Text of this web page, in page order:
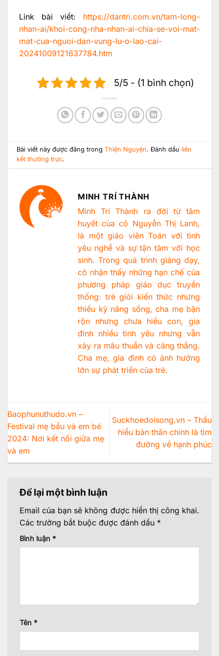
Link bài viết: https://dantri.com.vn/tam-long-
nhan-ai/khoi-cong-nha-nhan-ai-chia-se-voi-mat-
mat-cua-nguoi-dan-vung-lu-o-lao-cai-
20241009121637784.htm
5/5 - (1 bình chọn)
Bài viết này được đăng trongThiện Nguyện. Đánh dấu liên
kết thường trực.
MINH TRÍ THÀNH
Minh Trí Thành ra đời từ tâm
huyết của cô Nguyễn Thị Lanh,
là một giáo viên Toán với tình
yêu nghề và sự tận tâm với học
sinh. Trong quá trình giảng dạy,
cô nhận thấy những hạn chế của
phương pháp giáo dục truyền
thống: trẻ giỏi kiến thức nhưng
thiếu kỹ năng sống, cha mẹ bận
rộn nhưng chưa hiểu con, gia
đình nhiều tình yêu nhưng vẫn
xảy ra mâu thuẫn và căng thẳng.
Cha mẹ, gia đình có ảnh hưởng
lớn sự phát triển của trẻ.
Baophunuthudo.vn –
Festival mẹ bầu và em bé
2024: Nơi kết nối giữa mẹ
và em
Suckhoedoisong.vn – Thấu
hiểu bản thân chính là tìm
đường về hạnh phúc
Để lại một bình luận
Email của bạn sẽ không được hiển thị công khai.
Các trường bắt buộc được đánh dấu *
Bình luận *
Tên *